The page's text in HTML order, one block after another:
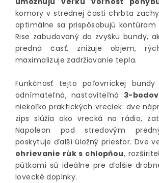
komory v strednej časti chrbta
optimálne sa prispôsobujú
Rise zabudovaný do zvyšku bundy,
predná časť, znižuje objem,
maximalizuje zadržiavanie tepla.
Funkčnosť tejto poľovníckej
odnímateľná, nastaviteľná 3-
niekoľko praktických vreciek: dve
zips slúžia ako vrecká na rádio,
Napoleon pod stredovým
poskytuje ďalší úložný priestor. Dve
ohrievanie rúk s chlopňou,
pútkami sú ideálne pre ďalšie
lovecké doplnky.